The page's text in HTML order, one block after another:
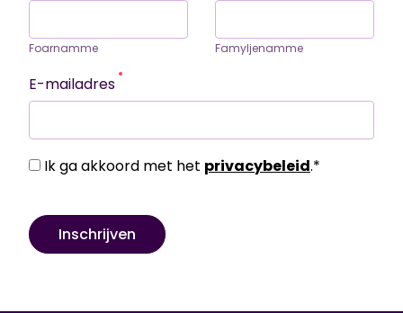
Foarnamme Famyljenamme
E-mailadres
Ik ga akkoord met het privacybeleid.*